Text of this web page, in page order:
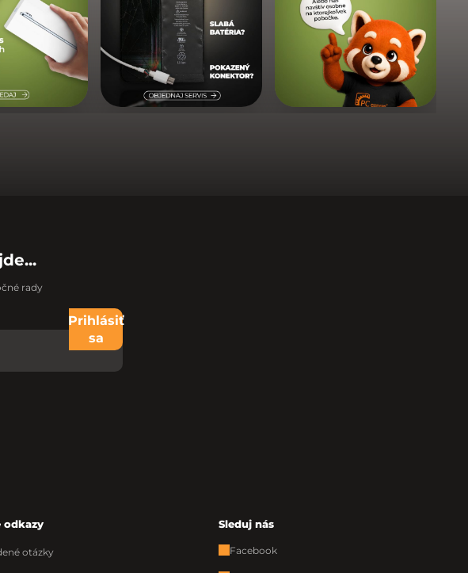
rady
pole:
Prihlásiť
sa
odkazy
otázky
Sleduj nás
Facebook